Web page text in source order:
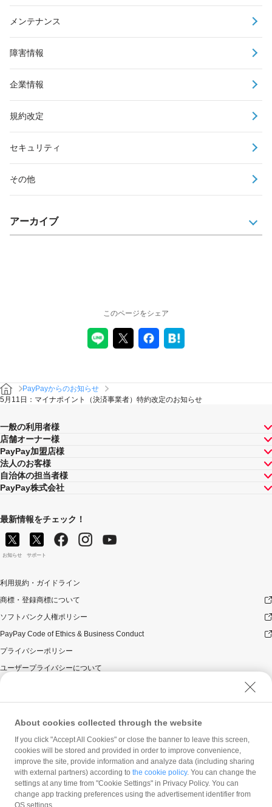
メンテナンス
障害情報
企業情報
規約改定
セキュリティ
その他
アーカイブ
このページをシェア
PayPayからのお知らせ
5月11日：マイナポイント（決済事業者）特約改定のお知らせ
一般の利用者様
店舗オーナー様
PayPay加盟店様
法人のお客様
自治体の担当者様
PayPay株式会社
最新情報をチェック！
お知らせ サポート
利用規約・ガイドライン
商標・登録商標について
ソフトバンク人権ポリシー
PayPay Code of Ethics & Business Conduct
プライバシーポリシー
ユーザープライバシーについて
ウェブサイト利用規約
反社会的勢力に対する方針
勧誘方針
マネロン等基本方針
カスタマーハラスメントに関する当社の考え方
About cookies collected through the website
If you click "Accept All Cookies" or close the banner to leave this screen,
cookies will be stored and provided in order to improve convenience,
improve the site, provide information and analyze data (including sharing
with external partners) according to the cookie policy. You can change the
settings at any time from "Cookie Settings" in Privacy Policy. You can
change app tracking preferences using the advertisement identifier from
OS settings.